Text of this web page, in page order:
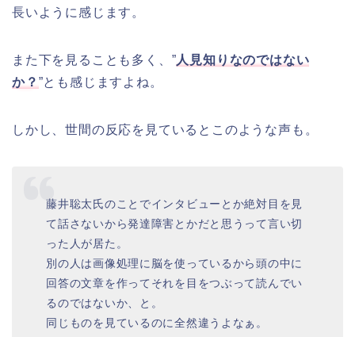
長いように感じます。
また下を見ることも多く、”人見知りなのではない
か？ ”とも感じますよね。
しかし、世間の反応を見ているとこのような声も。
藤井聡太氏のことでインタビューとか絶対目を見
て話さないから発達障害とかだと思うって言い切
った人が居た。
別の人は画像処理に脳を使っているから頭の中に
回答の文章を作ってそれを目をつぶって読んでい
るのではないか、と。
同じものを見ているのに全然違うよなぁ。